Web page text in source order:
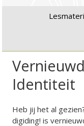
Identiteit
Heb jij het al
digiding! is